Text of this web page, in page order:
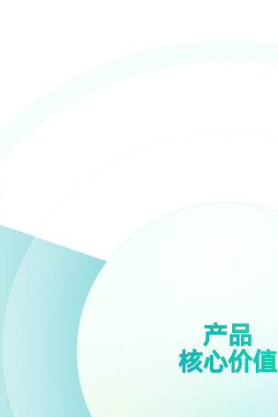
产品
核心价值